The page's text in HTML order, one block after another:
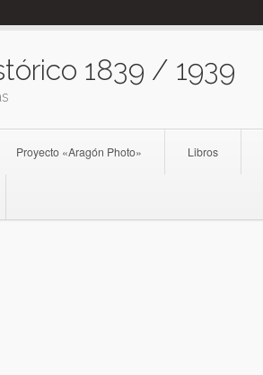
1839 / 1939
Proyecto «Aragón Photo» Libros